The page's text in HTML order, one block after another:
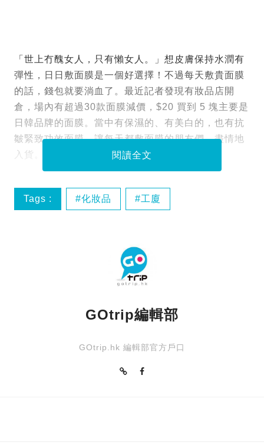
「世上冇醜女人，只有懶女人。」想皮膚保持水潤有
彈性，日日敷面膜是一個好選擇！不過每天敷貴面膜
的話，錢包就要淌血了。最近記者發現有妝品店開
倉，場內有超過30款面膜減價，$20 買到 5 塊主要是
日韓品牌的面膜。當中有保濕的、有美白的，也有抗
皺緊致功效面膜，讓每天都敷面膜的朋友們，盡情地
入貨。
閱讀全文
Tags : 化妝品 工廈
GOtrip編輯部
GOtrip.hk 編輯部官方戶口